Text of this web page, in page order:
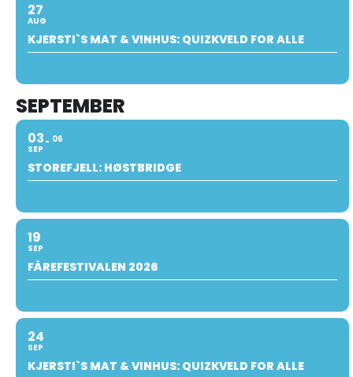
27
AUG
KJERSTI`S MAT & VINHUS: QUIZKVELD FOR ALLE
SEPTEMBER
03
SEP
06
STOREFJELL: HØSTBRIDGE
19
SEP
FÅREFESTIVALEN 2026
24
SEP
KJERSTI`S MAT & VINHUS: QUIZKVELD FOR ALLE